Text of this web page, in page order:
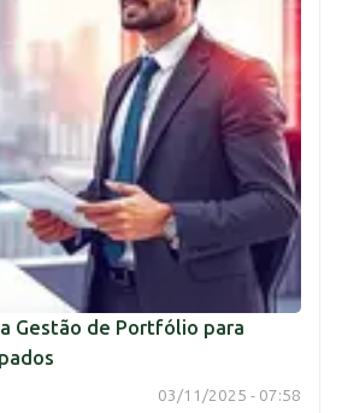
Gestão de Portfólio para
03/11/2025 - 07:58